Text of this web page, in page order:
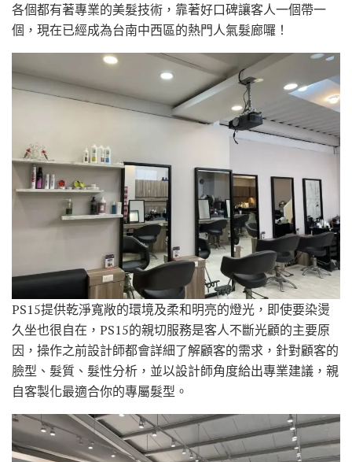
各個都有著專業的美髮技術，靠著好口碑讓客人一個帶一
個，現在已經成為台南中西區的熱門人氣髮廊囉！
PS15提供乾淨寬敞的環境及柔和明亮的燈光，即使要染燙
久坐也很自在，PS15的親切服務是客人不斷光顧的主要原
因，操作之前設計師都會詳細了解顧客的需求，針對顧客的
臉型、髮質、髮性分析，並以設計師角度給出專業建議，親
自客製化最適合你的專屬髮型。